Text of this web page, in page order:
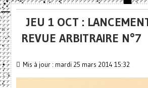
JEU 1 OCT :
REVUE ARBITRAIRE N°7
Mis à jour : mardi 25 mars 2014 15:32